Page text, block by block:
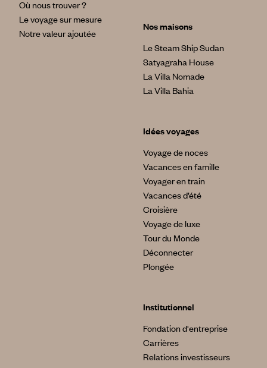
Où nous trouver ?
Le voyage sur mesure
Notre valeur ajoutée
Nos maisons
Le Steam Ship Sudan
Satyagraha House
La Villa Nomade
La Villa Bahia
Idées voyages
Voyage de noces
Vacances en famille
Voyager en train
Vacances d’été
Croisière
Voyage de luxe
Tour du Monde
Déconnecter
Plongée
Institutionnel
Fondation d'entreprise
Carrières
Relations investisseurs